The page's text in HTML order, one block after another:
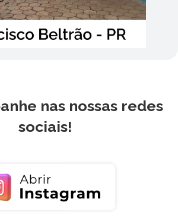
nas nossas redes
sociais!